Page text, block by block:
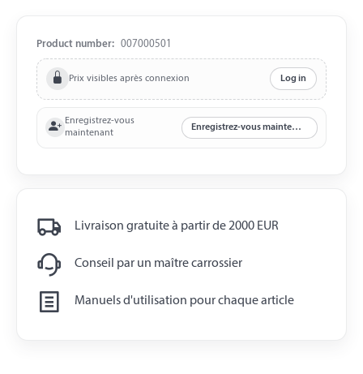
Product number: 007000501
Prix visibles après connexion Log in
Enregistrez-vous
maintenant
Enregistrez-vous maintenant
Livraison gratuite à partir de 2000 EUR
Conseil par un maître carrossier
Manuels d'utilisation pour chaque article